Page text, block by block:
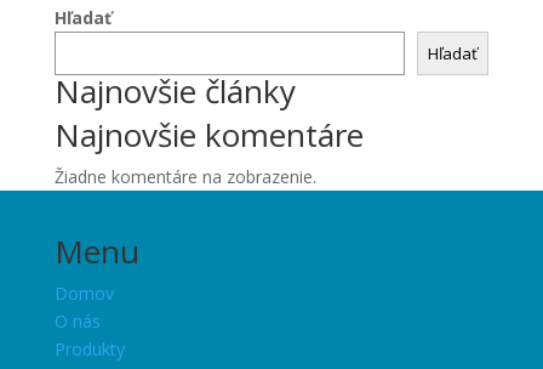
Hľadať
Hľadať
Najnovšie články
Najnovšie komentáre
Žiadne komentáre na zobrazenie.
Menu
Domov
O nás
Produkty